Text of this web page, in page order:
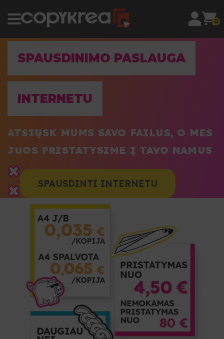
0
SPAUSDINIMO PASLAUGA
INTERNETU
ATSIŲSK MUMS SAVO FAILUS, O MES
JUOS PRISTATYSIME Į TAVO NAMUS
SPAUSDINTI INTERNETU